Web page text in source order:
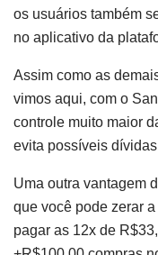
os usuários também
no aplicativo da
Assim como as
vimos aqui, com o
controle muito maior
evita possíveis
Uma outra vantagem
que você pode zerar
pagar as 12x de